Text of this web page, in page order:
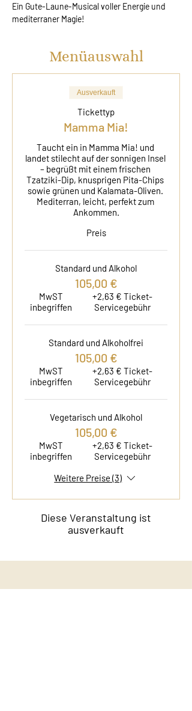
Ein Gute-Laune-Musical voller Energie und
mediterraner Magie!
Menüauswahl
Ausverkauft
Tickettyp
Mamma Mia!
Taucht ein in Mamma Mia! und
landet stilecht auf der sonnigen Insel
– begrüßt mit einem frischen
Tzatziki-Dip, knusprigen Pita-Chips
sowie grünen und Kalamata-Oliven.
Mediterran, leicht, perfekt zum
Ankommen.
Preis
Standard und Alkohol
105,00 €
MwST
inbegriffen
+2,63 € Ticket-
Servicegebühr
Standard und Alkoholfrei
105,00 €
MwST
inbegriffen
+2,63 € Ticket-
Servicegebühr
Vegetarisch und Alkohol
105,00 €
MwST
inbegriffen
+2,63 € Ticket-
Servicegebühr
Weitere Preise (3)
Diese Veranstaltung ist
ausverkauft